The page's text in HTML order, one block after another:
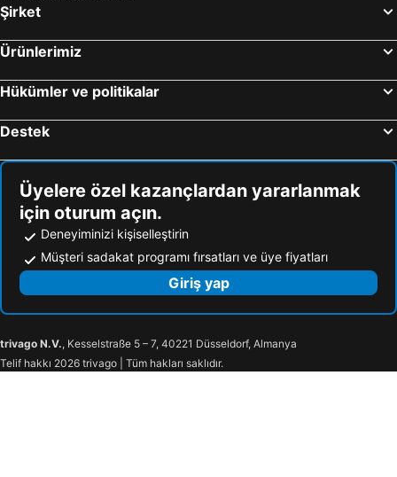
Butik Hotel Maşukiye
Wes Hotel
Rosso
Grand Ala Otel Konukevi
Kızılkaya Business Otel
Izmit Otel
Balturk House Hotel
Kozluca
Asya Hotel
Hotel Teona
Izmit Saray
Otel Sinal
Pasha Palas Hotel 2
Cinarpark Hotel
Northstar
Emsa Palace Hotel
Kartepe Bungalov Villas
Şirket
Ürünlerimiz
Hükümler ve politikalar
Destek
Üyelere özel kazançlardan yararlanmak
için oturum açın.
Deneyiminizi kişiselleştirin
Müşteri sadakat programı fırsatları ve üye fiyatları
Giriş yap
trivago N.V., Kesselstraße 5 – 7, 40221 Düsseldorf, Almanya
Telif hakkı 2026 trivago | Tüm hakları saklıdır.